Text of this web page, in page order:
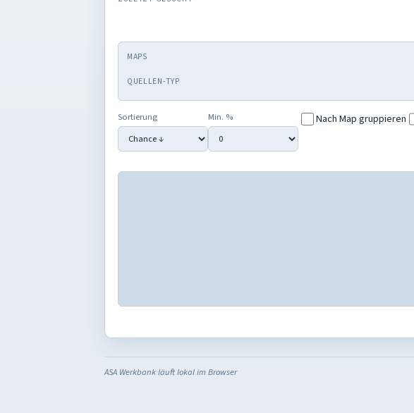
MAPS
QUELLEN-TYP
Sortierung Min. % Nach Map gruppieren
ASA Werkbank·läuft lokal im Browser